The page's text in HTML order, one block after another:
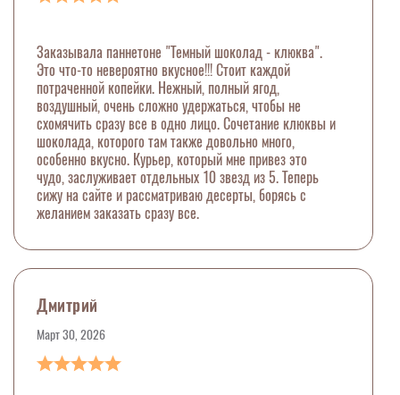
Заказывала паннетоне "Темный шоколад - клюква".
Это что-то невероятно вкусное!!! Стоит каждой
потраченной копейки. Нежный, полный ягод,
воздушный, очень сложно удержаться, чтобы не
схомячить сразу все в одно лицо. Сочетание клюквы и
шоколада, которого там также довольно много,
особенно вкусно. Курьер, который мне привез это
чудо, заслуживает отдельных 10 звезд из 5. Теперь
сижу на сайте и рассматриваю десерты, борясь с
желанием заказать сразу все.
Дмитрий
Март 30, 2026